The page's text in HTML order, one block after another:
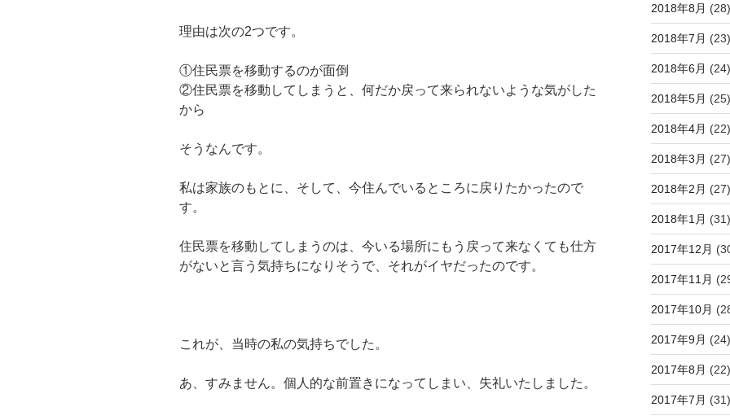
理由は次の2つです。
①住民票を移動するのが面倒
②住民票を移動してしまうと、何だか戻って来られないような気がした
から
そうなんです。
私は家族のもとに、そして、今住んでいるところに戻りたかったので
す。
住民票を移動してしまうのは、今いる場所にもう戻って来なくても仕方
がないと言う気持ちになりそうで、それがイヤだったのです。
これが、当時の私の気持ちでした。
あ、すみません。個人的な前置きになってしまい、失礼いたしました。
2018年8月 (28)
2018年7月 (23)
2018年6月 (24)
2018年5月 (25)
2018年4月 (22)
2018年3月 (27)
2018年2月 (27)
2018年1月 (31)
2017年12月
2017年11月
2017年10月
2017年9月 (24)
2017年8月 (22)
2017年7月 (31)